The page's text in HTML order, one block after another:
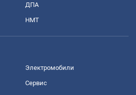
ДПА
НМТ
Электромобили
Сервис